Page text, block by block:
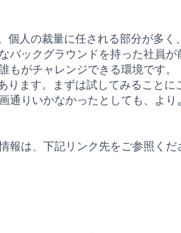
個人の裁量に任される部分が多く
バックグラウンドを持った社員
もがチャレンジできる環境です。
ります。まずは試してみることに
通りいかなかったとしても、よ
報は、下記リンク先をご参照くだ